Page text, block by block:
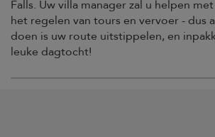
Falls. Uw villa manager zal u helpen
het regelen van tours en vervoer - dus
doen is uw route uitstippelen, en
leuke dagtocht!